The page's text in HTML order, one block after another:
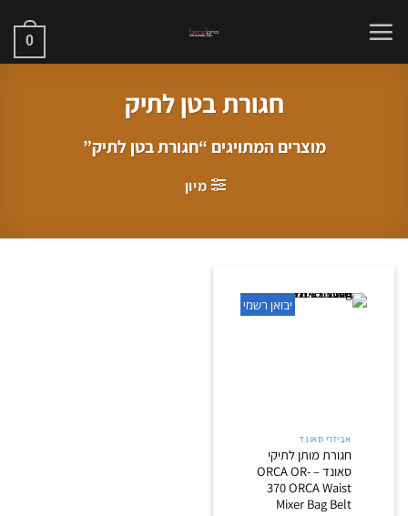
0
חגורת בטן לתיק
מוצרים המתויגים “חגורת בטן לתיק”
מיון
יבואן רשמי
אביזרי סאונד
חגורת מותן לתיקי
סאונד – ORCA OR-
370 ORCA Waist
Mixer Bag Belt